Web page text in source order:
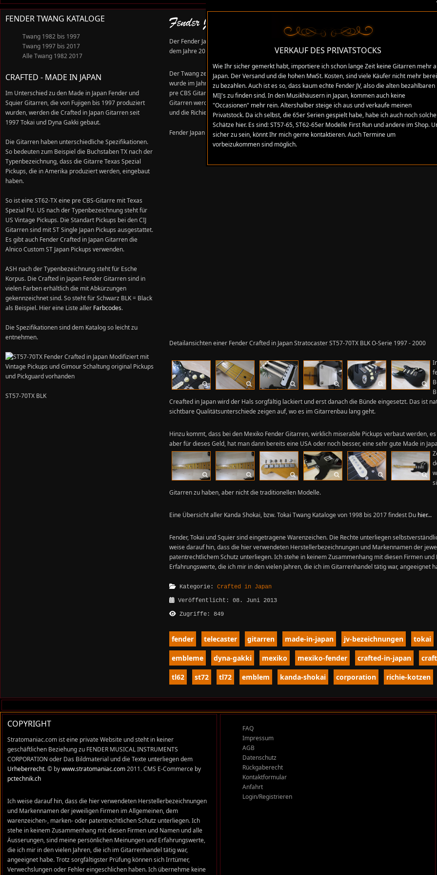
FENDER TWANG KATALOGE
Twang 1982 bis 1997
Twang 1997 bis 2017
Alle Twang 1982 2017
CRAFTED - MADE IN JAPAN
Im Unterschied zu den Made in Japan Fender und
Squier Gitarren, die von Fujigen bis 1997 produziert
wurden, werden die Crafted in Japan Gitarren seit
1997 Tokai und Dyna Gakki gebaut.
Die Gitarren haben unterschiedliche Spezifikationen.
So bedeuten zum Beispiel die Buchstaben TX nach der
Typenbezeichnung, dass die Gitarre Texas Spezial
Pickups, die in Amerika produziert werden, eingebaut
haben.
So ist eine ST62-TX eine pre CBS-Gitarre mit Texas
Spezial PU. US nach der Typenbezeichnung steht für
US Vintage Pickups. Die Standart Pickups bei den CIJ
Gitarren sind mit ST Single Japan Pickups ausgestattet.
Es gibt auch Fender Crafted in Japan Gitarren die
Alnico Custom ST Japan Pickups verwenden.
ASH nach der Typenbezeichnung steht für Esche
Korpus. Die Crafted in Japan Fender Gitarren sind in
vielen Farben erhältlich die mit Abkürzungen
gekennzeichnet sind. So steht für Schwarz BLK = Black
als Beispiel. Hier eine Liste aller Farbcodes.
Die Spezifikationen sind dem Katalog so leicht zu
entnehmen.
ST57-70TX BLK
Fender Japan Katalog Twang 2011 Crafted in Japan
Der Fender Japan Gitarrenkatalog erscheint unter dem Namen Twang. Von der ersten bis zur
dem Jahre 2011. Eine beinahe vollständige Auswahl dieser Kataloge findest Du auf der Website.
Der Twang zeigt Fender Serien, die erhältlich sind im Domestic Markt und auch die neuen Made
wurde im Jahre 2007 wieder eingeführt, jedoch liefen parallel dazu, auch die Crafted in Japan
pre CBS Gitarren. Die ST72er und die TL72er Modelle sind Gitarren mit CBS Spezifikationen so,
Gitarren werden alle von der "Kanda Shokai Corporation" distributed und bei "Tokai und Dyna
und die Richie Kotzen Gitarren, die auch bei uns bekannt wurden.
Fender Japan Katalog Twang 2011
Detailansichten einer Fender Crafted in Japan Stratocaster ST57-70TX BLK O-Serie 1997 - 2000
Creafted in Japan wird der Hals sorgfältig lackiert und erstdanach die Bünde eingesetzt.Das ist
sichtbare Qualitätsunterschiede zeigen auf, wo es im Gitarrenbau lang geht.
Hinzu kommt, dass bei den Mexiko Fender Gitarren, wirklich miserable Pickups verbaut werden,
aber für dieses Geld, hat man dann bereits eine USA oder noch besser, eine sehr gute Made in
Gitarren zu haben, aber nicht die traditionellen Modelle.
Eine Übersicht aller Kanda Shokai, bzw. Tokai Twang Kataloge von 1998 bis 2017 findest Du hier...
Fender, Tokai und Squier sind eingetragene Warenzeichen. Die Rechte unterliegen
weise darauf hin, dass die hier verwendeten Herstellerbezeichnungen und Markennamen der
patentrechtlichem Schutz unterliegen. Ich stehe in keinem Zusammenhang mit diesen Firmen
Erfahrungswerte, die ich mir in den vielen Jahren, die ich im Gitarrenhandel tätig war, angeeignet
Kategorie: Crafted in Japan
Veröffentlicht: 08. Juni 2013
Zugriffe: 849
fender telecaster gitarren made-in-japan jv-bezeichnungen tokai
embleme dyna-gakki mexiko mexiko-fender crafted-in-japan
tl62 st72 tl72 emblem kanda-shokai corporation richie-kotzen
COPYRIGHT
Stratomaniac.com ist eine private Website und steht in keiner
geschäftlichen Beziehung zu FENDER MUSICAL INSTRUMENTS
CORPORATION oder Das Bildmaterial und die Texte unterliegen dem
Urheberrecht. © bywww.stratomaniac.com2011. CMS E-Commerce by
pctechnik.ch
Ich weise darauf hin, dass die hier verwendeten Herstellerbezeichnungen
und Markennamen der jeweiligen Firmen im Allgemeinen, dem
warenzeichen-, marken- oder patentrechtlichen Schutz unterliegen. Ich
stehe in keinem Zusammenhang mit diesen Firmen und Namen und alle
Äusserungen, sind meine persönlichen Meinungen und Erfahrungswerte,
die ich mir in den vielen Jahren, die ich im Gitarrenhandel tätig war,
angeeignet habe. Trotz sorgfältigster Prüfung können sich Irrtümer,
Verwechslungen oder Fehler eingeschlichen haben. Ich übernehme keine
FAQ
Impressum
AGB
Datenschutz
Rückgaberecht
Kontaktformular
Anfahrt
Login/Registrieren
VERKAUF DES PRIVATSTOCKS
Wie Ihr sicher gemerkt habt, importiere ich schon lange Zeit keine Gitarren mehr
Japan. Der Versand und die hohen MwSt. Kosten, sind viele Käufer nicht mehr
zu bezahlen. Auch ist es so, dass kaum echte Fender JV, also die alten bezahlbaren
MIJ's zu finden sind. In den Musikhäusern in Japan, kommen auch keine
"Occasionen" mehr rein. Altershalber steige ich aus und verkaufe meinen
Privatstock. Da ich selbst, die 65er Serien gespielt habe, habe ich auch noch solche
Schätze hier. Es sind: ST57-65, ST62-65er Modelle First Run und andere im Shop.
sicher zu sein, könnt Ihr mich gerne kontaktieren. Auch Termine um
vorbeizukommen sind möglich.